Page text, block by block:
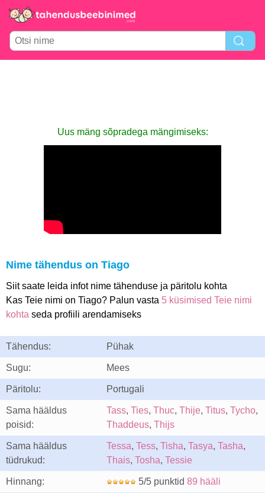
Uus mäng sõpradega mängimiseks:
Nime tähendus on Tiago
Siit saate leida infot nime tähenduse ja päritolu kohta
Kas Teie nimi on Tiago? Palun vasta 5 küsimised Teie nimi
kohta seda profiili arendamiseks
Tähendus: Pühak
Sugu: Mees
Päritolu: Portugali
Sama hääldus
poisid:
Tass, Ties, Thuc, Thije, Titus, Tycho,
Thaddeus, Thijs
Sama hääldus
tüdrukud:
Tessa, Tess, Tisha, Tasya, Tasha,
Thais, Tosha, Tessie
Hinnang: 5/5 punktid 89 hääli